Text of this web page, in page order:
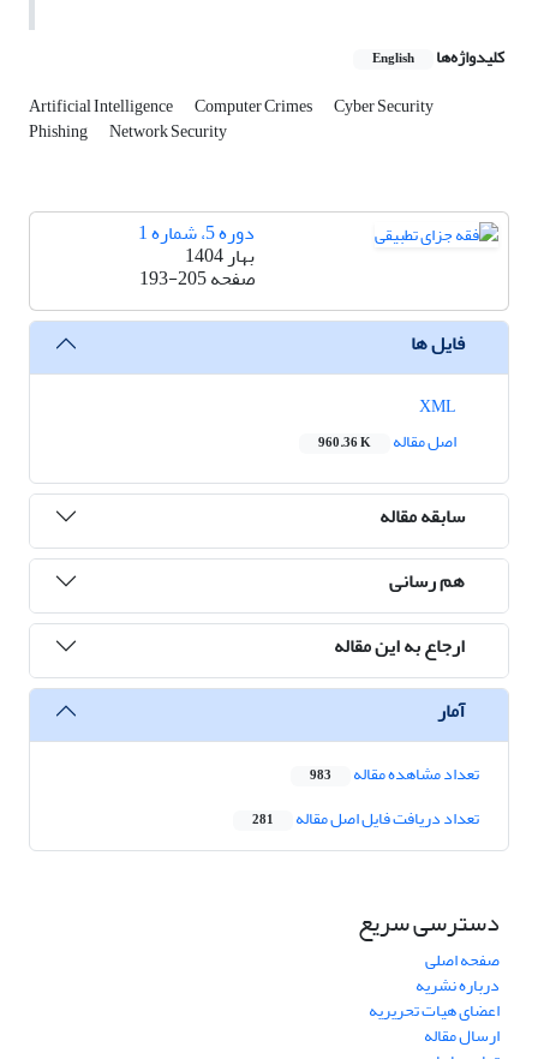
کلیدواژه‌ها English
Artificial Intelligence Computer Crimes Cyber Security
Phishing Network Security
دوره 5، شماره 1
بهار 1404
صفحه193-205
فایل ها
اصل مقاله
960.36 K
سابقه مقاله
هم رسانی
ارجاع به این مقاله
آمار
تعداد مشاهده مقاله 983
تعداد دریافت فایل اصل مقاله 281
دسترسی سریع
صفحه اصلی
درباره نشریه
اعضای هیات تحریریه
ارسال مقاله